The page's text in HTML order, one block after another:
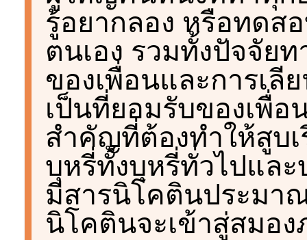
รู้อยากลอง หรือทดส
ตนเอง รวมทั้งปัจจัย
ของเพื่อนและการเลี
เป็นที่ยอมรับของเพื่อ
สำคัญที่ต้องทำให้สูบ
บุหรี่ทั้งบุหรี่ทั่วไปแล
มีสารนิโคตินประมา
นิโคตินจะเข้าสู่สมอง